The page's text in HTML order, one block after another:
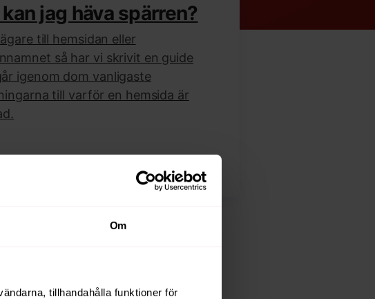
Om
tillhandahålla funktioner för
jag häva spärren?
till hemsidan eller
så har vi skrivit en guide
igenom dom vanligaste
till varför en hemsida är